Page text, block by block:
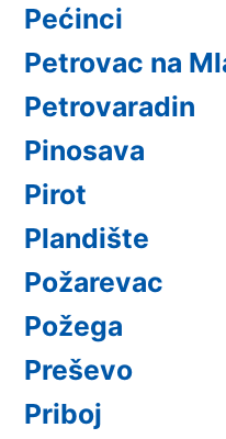
Pećinci
Petrovac na
Petrovaradin
Pinosava
Pirot
Plandište
Požarevac
Požega
Preševo
Priboj